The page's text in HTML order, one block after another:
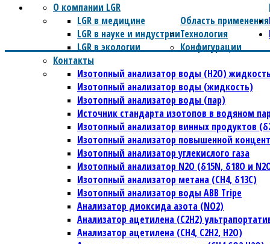
О компании LGR
Область применения
LGR в медицине
LGR в науке и индустрии
LGR в экологии
Технология
Конфигурации
Контакты
Изотопный анализатор воды (Н2О)
Изотопный анализатор воды (жидкость)
Изотопный анализатор воды (пар)
Источник стандарта изотопов в водяном
Изотопный анализатор винных продуктов
Изотопный анализатор повышенной
Изотопный анализатор углекислого газа
Изотопный анализатор N2O (δ15N, δ18O и
Изотопный анализатор метана (CH4, δ13C)
Изотопный анализатор воды ABB Tripe
Анализатор диоксида азота (NO2)
Анализатор ацетилена (C2H2)
Анализатор ацетилена (CH4, C2H2, H2O)